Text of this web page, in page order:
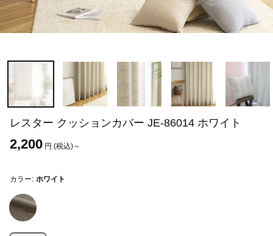
レスター クッションカバー JE-86014 ホワイト
2,200 円 (税込)～
カラー: ホワイト